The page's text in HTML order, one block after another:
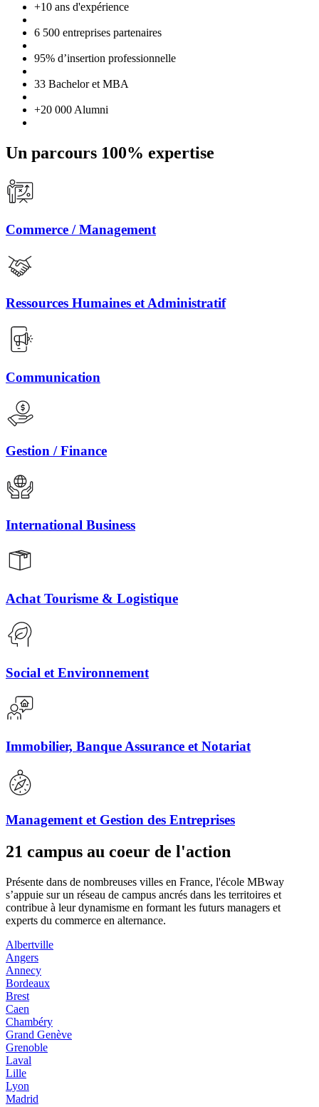
+10 ans d'expérience
6 500 entreprises partenaires
95% d’insertion professionnelle
33 Bachelor et MBA
+20 000 Alumni
Un parcours 100% expertise
Commerce / Management
Ressources Humaines et Administratif
Communication
Gestion / Finance
International Business
Achat Tourisme & Logistique
Social et Environnement
Immobilier, Banque Assurance et Notariat
Management et Gestion des Entreprises
21 campus au coeur de l'action
Présente dans de nombreuses villes en France, l'école MBway
s’appuie sur un réseau de campus ancrés dans les territoires et
contribue à leur dynamisme en formant les futurs managers et
experts du commerce en alternance.
Albertville
Angers
Annecy
Bordeaux
Brest
Caen
Chambéry
Grand Genève
Grenoble
Laval
Lille
Lyon
Madrid